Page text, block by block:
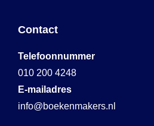
Contact
Telefoonnummer
010 200 4248
E-mailadres
info@boekenmakers.nl